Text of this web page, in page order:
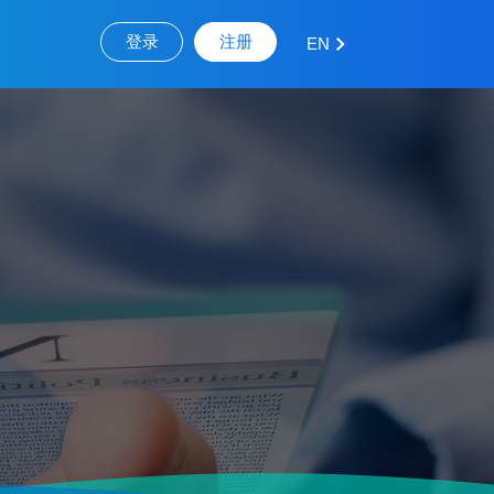
登录 注册 EN